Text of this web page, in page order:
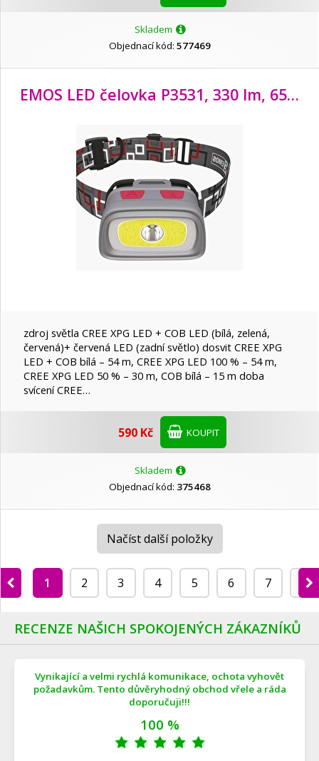
Skladem
Objednací kód: 577469
EMOS LED čelovka P3531, 330 lm, 65m, 1x CREE + 1x COB + červená zadní LED, 3x AAA +CR2032
zdroj světla CREE XPG LED + COB LED (bílá, zelená,
červená)+ červená LED (zadní světlo) dosvit CREE XPG
LED + COB bílá – 54 m, CREE XPG LED 100 % – 54 m,
CREE XPG LED 50 % – 30 m, COB bílá – 15 m doba
svícení CREE…
590 Kč KOUPIT
Skladem
Objednací kód: 375468
Načíst další položky
1 2 3 4 5 6 7 8
RECENZE NAŠICH SPOKOJENÝCH ZÁKAZNÍKŮ
Vynikající a velmi rychlá komunikace, ochota vyhovět
požadavkům. Tento důvěryhodný obchod vřele a ráda
doporučuji!!!
100 %